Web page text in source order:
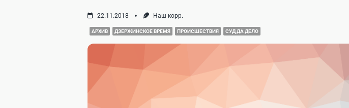
22.11.2018 Наш корр.
АРХИВ ДЗЕРЖИНСКОЕ ВРЕМЯ ПРОИСШЕСТВИЯ СУД ДА ДЕЛО